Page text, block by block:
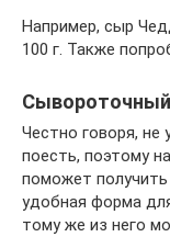
Например, сыр
100 г. Также
Сывороточный
Честно говоря, не
поесть, поэтому
поможет
удобная форма
тому же из него